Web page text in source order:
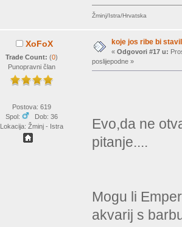
Žminj/Istra/Hrvatska
XoFoX
Trade Count: (0)
Punopravni član
Postova: 619
Spol:
Dob: 36
Lokacija: Žminj - Istra
koje jos ribe bi
« Odgovori #17 u:
poslijepodne »
Evo,da ne
pitanje....
Mogu li
akvarij s